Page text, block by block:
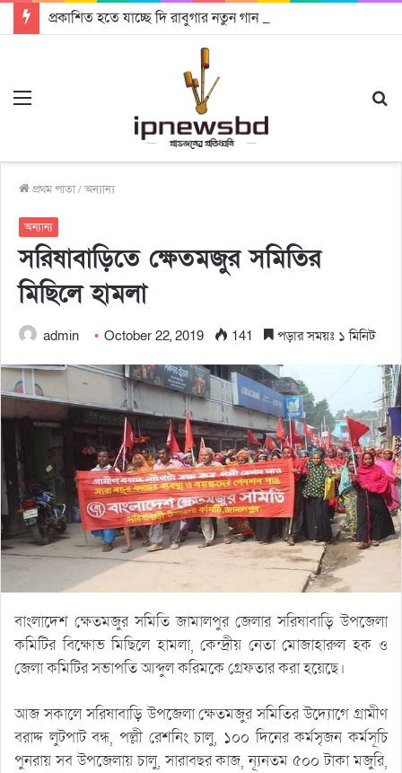
প্রকাশিত হতে যাচ্ছে দি রাবুগার নতুন গান ‘Baljanggi’
প্রথম পাতা/অন্যান্য
অন্যান্য
সরিষাবাড়িতে ক্ষেতমজুর সমিতির
মিছিলে হামলা
admin October 22, 2019 141 পড়ার সময়ঃ ১ মিনিট
বাংলাদেশ ক্ষেতমজুর সমিতি জামালপুর জেলার সরিষাবাড়ি উপজেলা
কমিটির বিক্ষোভ মিছিলে হামলা, কেন্দ্রীয় নেতা মোজাহারুল হক ও
জেলা কমিটির সভাপতি আব্দুল করিমকে গ্রেফতার করা হয়েছে।
আজ সকালে সরিষাবাড়ি উপজেলা ক্ষেতমজুর সমিতির উদ্যোগে গ্রামীণ
বরাদ্দ লুটপাট বন্ধ, পল্লী রেশনিং চালু, ১০০ দিনের কর্মসৃজন কর্মসূচি
পুনরায় সব উপজেলায় চালু, সারাবছর কাজ, ন্যূনতম ৫০০ টাকা মজুরি,